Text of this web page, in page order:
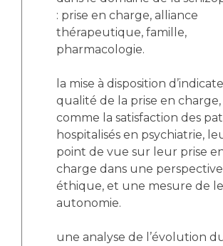
: prise en charge, alliance
thérapeutique, famille,
pharmacologie.
la mise à disposition
qualité de la prise en charge,
comme la satisfaction des
hospitalisés en psychiatrie,
point de vue sur leur prise
charge dans une perspective
éthique, et une mesure de
autonomie.
une analyse de l’évolution